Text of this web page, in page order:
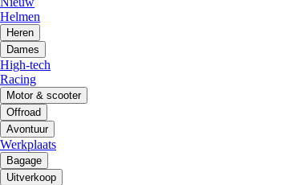
Helmen
Heren
Dames
High-tech
Racing
Motor & scooter
Offroad
Avontuur
Werkplaats
Bagage
Uitverkoop